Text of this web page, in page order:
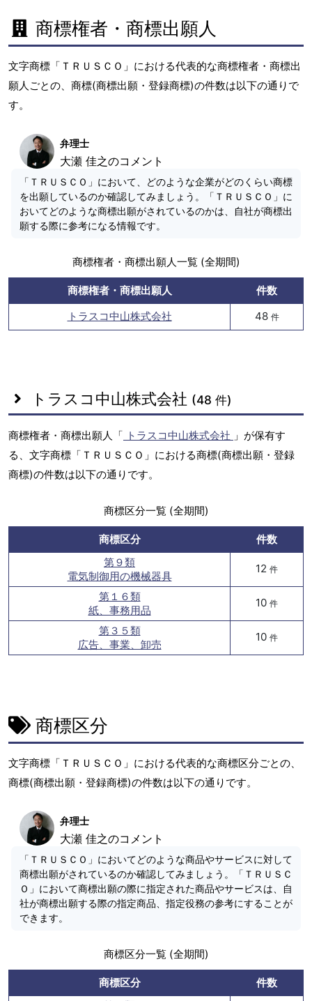
商標権者・商標出願人
文字商標「ＴＲＵＳＣＯ」における代表的な商標権者・商標出
願人ごとの、商標(商標出願・登録商標)の件数は以下の通りで
す。
弁理士
大瀬 佳之のコメント
「ＴＲＵＳＣＯ」において、どのような企業がどのくらい商標
を出願しているのか確認してみましょう。「ＴＲＵＳＣＯ」に
おいてどのような商標出願がされているのかは、自社が商標出
願する際に参考になる情報です。
商標権者・商標出願人一覧 (全期間)
商標権者・商標出願人
件数
トラスコ中山株式会社
48 件
トラスコ中山株式会社 (48 件)
商標権者・商標出願人「 トラスコ中山株式会社 」が保有す
る、文字商標「ＴＲＵＳＣＯ」における商標(商標出願・登録
商標)の件数は以下の通りです。
商標区分一覧 (全期間)
商標区分
件数
第９類
電気制御用の機械器具
12 件
第１６類
紙、事務用品
10 件
第３５類
広告、事業、卸売
10 件
商標区分
文字商標「ＴＲＵＳＣＯ」における代表的な商標区分ごとの、
商標(商標出願・登録商標)の件数は以下の通りです。
弁理士
大瀬 佳之のコメント
「ＴＲＵＳＣＯ」においてどのような商品やサービスに対して
商標出願がされているのか確認してみましょう。「ＴＲＵＳＣ
Ｏ」において商標出願の際に指定された商品やサービスは、自
社が商標出願する際の指定商品、指定役務の参考にすることが
できます。
商標区分一覧 (全期間)
商標区分
件数